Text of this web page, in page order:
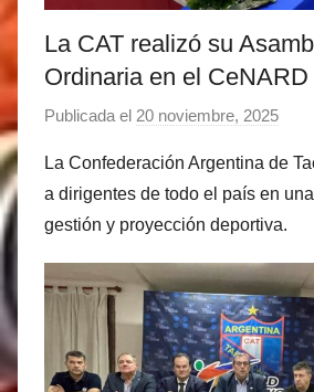
La CAT realizó su
Ordinaria en el CeNARD
Publicada el 20 noviembre, 2025
r
M
a
t
í
a
s
M
La Confederación Argentina de
a dirigentes de todo el país en
gestión y proyección deportiva.